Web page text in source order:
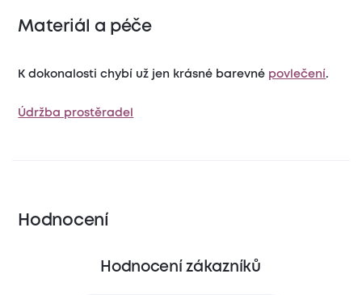
Materiál a péče
K dokonalosti chybí už jen krásné barevné povlečení .
Údržba prostěradel
Hodnocení
Hodnocení zákazníků